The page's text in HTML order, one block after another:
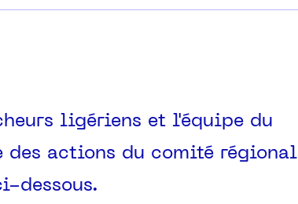
ligériens et l'équipe du
des actions du comité régional
dessous.